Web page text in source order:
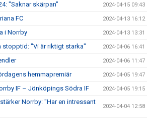
"Saknar skärpan" 2024-04-15 09:43
FC 2024-04-13 16:12
i Norrby 2024-04-13 13:31
"Vi är riktigt starka" 2024-04-06 16:41
2024-04-06 11:47
hemmapremiär 2024-04-05 19:47
IF – Jönköpings Södra IF 2024-04-05 19:15
Norrby: "Har en intressant
2024-04-04 12:58